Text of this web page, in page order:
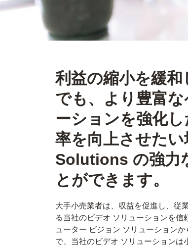
利益の縮小を緩
でも、より豊富
ーションを強化
率を向上させた
Solutions の強力
とができます。
大手小売業者は、収益を促進し、従
る当社のビデオ ソリューションを
ューター ビジョン ソリューション
で、当社のビデオ ソリューションは